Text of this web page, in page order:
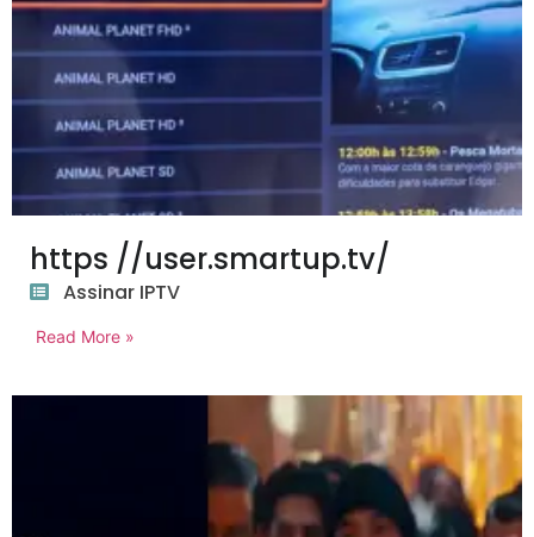
https //user.smartup.tv/
Assinar IPTV
Read More »